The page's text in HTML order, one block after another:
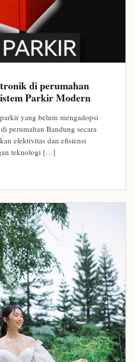
di perumahan
Parkir Modern
yang belum mengadopsi
perumahan Bandung secara
efektivitas dan efisiensi
teknologi […]